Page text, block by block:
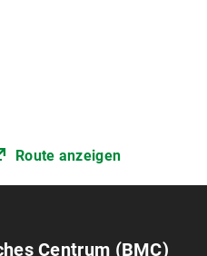
Route anzeigen
Centrum (BMC)